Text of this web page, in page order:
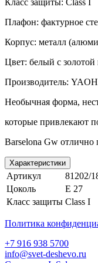
Плафон: фактурное
Корпус: металл
Цвет: белый с
Производитель:
Необычная форма,
которые привлекают
Barselona Gw отлично
Характеристики
Артикул
81202/
Цоколь
E 27
Класс защиты Class I
Политика
+7 916 938 5700
info@svet-deshevo.ru